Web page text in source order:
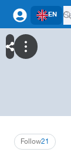
EN
21
Follow